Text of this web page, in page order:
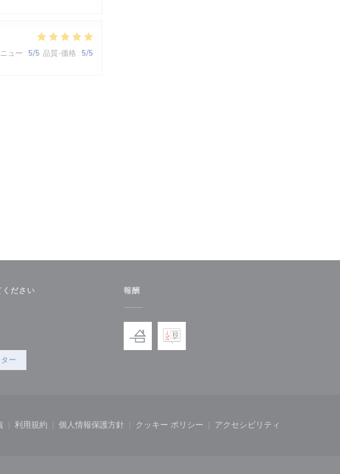
ュー : 5/5 品質-価格 : 5/5
ださい
((新しいウィンドウで開きます))
((新しいウィンドウで開きます))
ー
報酬
))
((新しいウィンドウで開きます))
利用規約
((新しいウィンドウで開きます))
個人情報保護方針
((新しいウィンドウで開きます))
クッキー ポリシー
((新しいウィンドウで開きます))
アクセシビリティ
((新しいウィンドウで開